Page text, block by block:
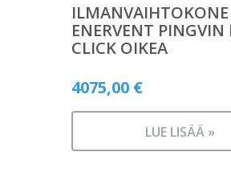
ILMANVAIHTOKONE
ENERVENT PINGVIN
CLICK OIKEA
4075,00 €
LUE LISÄÄ »